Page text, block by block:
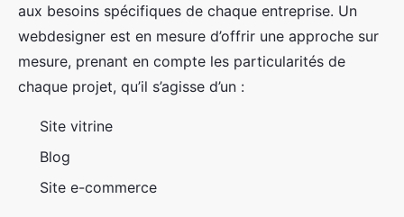
aux besoins spécifiques de chaque entreprise. Un
webdesigner est en mesure d’offrir une approche sur
mesure, prenant en compte les particularités de
chaque projet, qu’il s’agisse d’un :
Site vitrine
Blog
Site e-commerce